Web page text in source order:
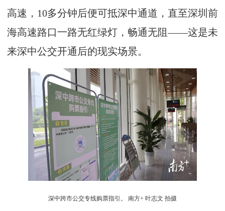
高速，10多分钟后便可抵深中通道，直至深圳前
海高速路口一路无红绿灯，畅通无阻——这是未
来深中公交开通后的现实场景。
深中跨市公交专线购票指引。 南方+ 叶志文 拍摄